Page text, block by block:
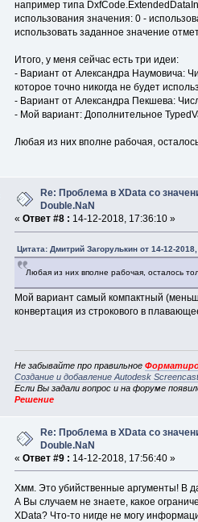
например типа
использования значения: 0 -
использовать заданное значение
Итого, у меня сейчас есть три идеи:
- Вариант от Александра Наумовича:
которое точно никогда не будет
- Вариант от Александра Пекшева:
- Мой вариант: Дополнительное
Любая из них вполне рабочая,
Re: Проблема в XData со
Double.NaN
« Ответ #8 : 14-12-2018, 17:36:10 »
Цитата: Дмитрий Загорулькин от 14-12-
Любая из них вполне рабочая, осталось
Мой вариант самый компактный
конвертация из строкового в
Не забывайте про правильное
Создание и добавление Autodesk
Если Вы задали вопрос и на форуме
Решение
Re: Проблема в XData со
Double.NaN
« Ответ #9 : 14-12-2018, 17:56:40 »
Хмм. Это убийственные аргументы! В
А Вы случаем не знаете, какое
XData? Что-то нигде не могу